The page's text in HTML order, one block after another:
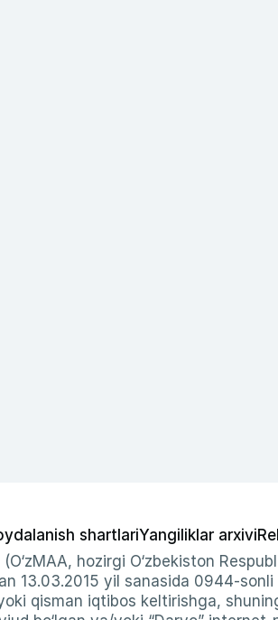
shartlariYangiliklar arxivi
hozirgi O‘zbekiston
13.03.2015 yil sanasida 0944-
qisman iqtibos keltirishga,